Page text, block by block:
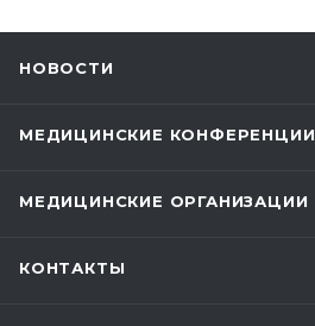
НОВОСТИ
МЕДИЦИНСКИЕ КОНФЕРЕНЦИИ
МЕДИЦИНСКИЕ ОРГАНИЗАЦИИ
КОНТАКТЫ